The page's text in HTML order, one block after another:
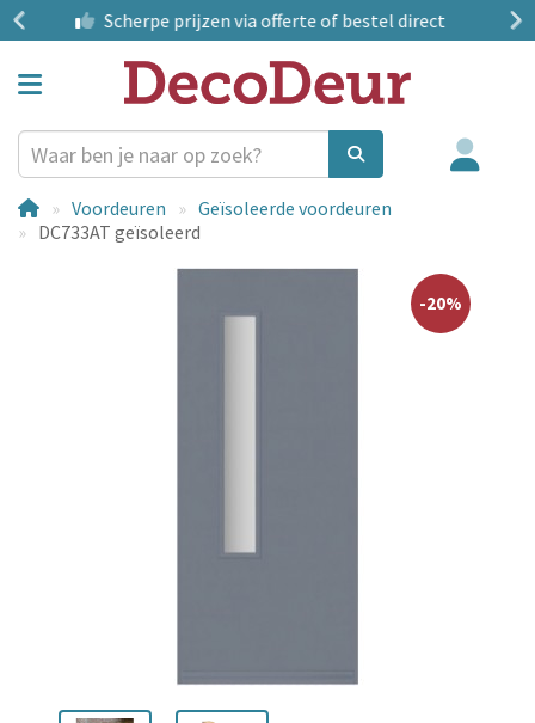
Montageservicein heel Nederland
Voordeuren
Geïsoleerde voordeuren
DC733AT geïsoleerd
-20%